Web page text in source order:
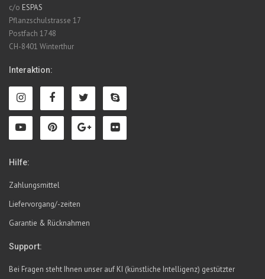
c/o ESPAS
Pflanzschulstrasse 17
Postfach 1748
CH-8401 Winterthur
Interaktion:
Hilfe:
Zahlungsmittel
Liefervorgang/-zeiten
Garantie & Rücknahmen
Support:
Bei Fragen steht Ihnen unser auf KI (künstliche Intelligenz) gestützter